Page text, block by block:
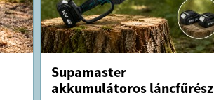
Supamaster
akkumulátoros láncfűrész